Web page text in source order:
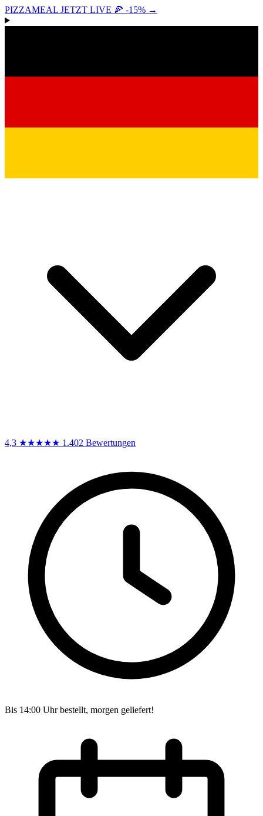
PIZZAMEAL JETZT LIVE 🍕 -15% →
4,3 ★★★★★ 1.402 Bewertungen
Bis 14:00 Uhr bestellt, morgen geliefert!